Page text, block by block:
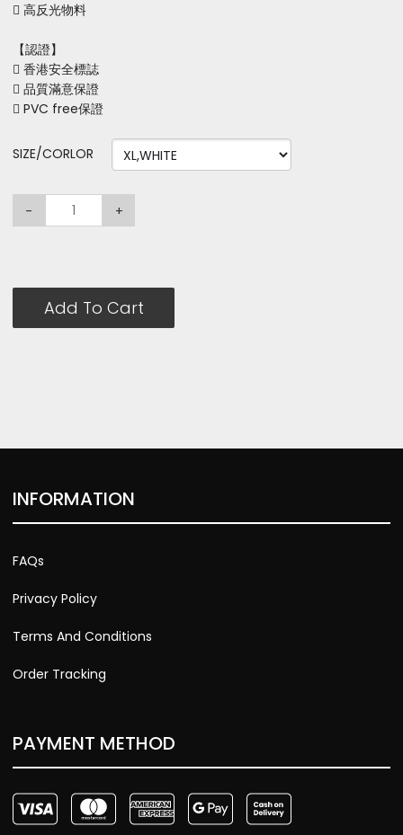
 高反光物料
【認證】
 香港安全標誌
 品質滿意保證
 PVC free保證
SIZE/CORLOR
- +
Add To Cart
INFORMATION
FAQs
Privacy Policy
Terms And Conditions
Order Tracking
PAYMENT METHOD